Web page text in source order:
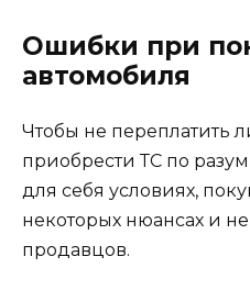
Ошибки при
автомобиля
Чтобы не переплатить
приобрести ТС по
для себя условиях,
некоторых нюансах и
продавцов.